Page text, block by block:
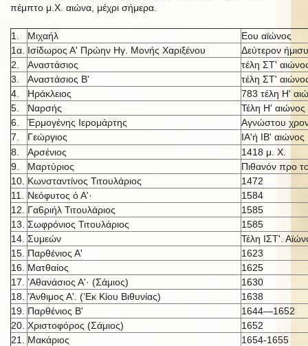
πέμπτο μ.Χ. αιώνα, μέχρι σήμερα.
1. Μιχαήλ
Εου αϊώνος
1α. Ισίδωρος Α' Πρώην Ηγ. Μονής Χαριξένου
Δεύτερον
2.
Αναστάσιος
τέλη ΣΤ'
3.
Αναστάσιος Β'
τέλη ΣΤ'
4.
Ηράκλειος
783 τέλη Η'
5.
Ναρσής
Τέλη Η' αιώνος
6.
Έρμογένης Ιερομάρτης
Αγνώστου
7.
Γεώργιος ΙΑ'ή IB' αιώνος
8.
Αρσένιος
1418 μ. X.
9.
Μαρτύριος
Πιθανόν προ
10. Κωνσταντίνος Τιτουλάριος
1472
11.
Νεόφυτος ό Α'·
1584
12.
Γα6ριήλ Τιτουλάριος
1585
13. Σωφρόνιος Τιτουλάριος
1585
14. Συμεών
Τέλη ΙΣΤ'.
15. Παρθένιος Α'
1623
16.
Ματθαίος
1625
17.
’Αθανάσιος Α'· (Σάμιος)
1630
18.
’Άνθιμος Α'. (’Εκ Κίου Βιθυνίας)
1638
19. Παρθένιος Β'
1644—1652
20. Χριστοφόρος (Σάμιος)
1652
21.
Μακάριος
1654-1655